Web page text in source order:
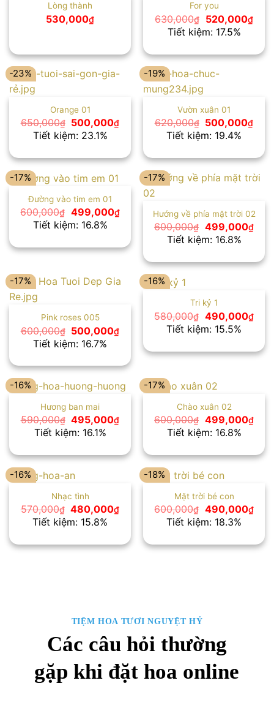
Lòng thành
530,000₫
For you
630,000₫
Giá
gốc
là:
520,000₫Giá
hiện
Tiết kiệm: 17.5%
-23%
Orange 01
650,000₫
Giá
gốc
là:
500,000₫Giá
là:
500,000₫.
Tiết kiệm: 23.1%
-19%
Vườn xuân 01
620,000₫
Giá
gốc
là:
500,000₫Giá
là:
Tiết kiệm: 19.4%
-17%
Đường vào tim em 01
600,000₫ Giá
gốc
là:
499,000₫Giá
hiện
là:
499,000₫.
Tiết kiệm: 16.8%
-17%
Hướng về phía mặt trời 02
600,000₫ Giá
gốc
là:
499,000₫Giá
hiện
là:
Tiết kiệm: 16.8%
-17%
Pink roses 005
600,000₫
Giá
gốc
là:
500,000₫Giá
là:
500,000₫.
Tiết kiệm: 16.7%
-16%
Tri kỷ 1
580,000₫ Giá
gốc
là:
490,000₫Giá
hiện
Tiết kiệm: 15.5%
-16%
Hương ban mai
590,000₫ Giá
gốc
là:
495,000₫Giá
là:
495,000₫.
Tiết kiệm: 16.1%
-17%
Chào xuân 02
600,000₫ Giá
gốc
là:
499,000₫Giá
hiện
là:
Tiết kiệm: 16.8%
-16%
Nhạc tình
570,000₫ Giá
gốc
là:
480,000₫Giá
là:
480,000₫.
Tiết kiệm: 15.8%
-18%
Mặt trời bé con
600,000₫ Giá
gốc
là:
490,000₫Giá
hiện
là:
Tiết kiệm: 18.3%
TIỆM HOA TƯƠI NGUYỆT HỶ
Các câu hỏi thường
gặp khi đặt hoa online